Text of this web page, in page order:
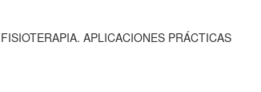
FISIOTERAPIA. APLICACIONES PRÁCTICAS